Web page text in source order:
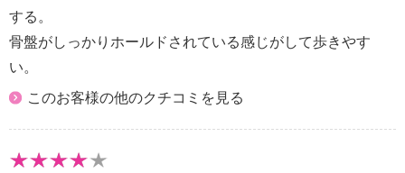
する。
骨盤がしっかりホールドされている感じがして歩きやす
い。
このお客様の他のクチコミを見る